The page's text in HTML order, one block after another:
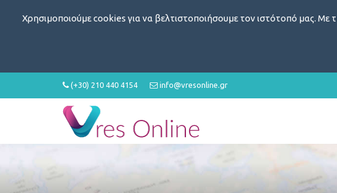
Χρησιμοποιούμε cookies για να βελτιστοποιήσουμε τον ιστότοπό μας.
(+30) 210 440 4154 info@vresonline.gr